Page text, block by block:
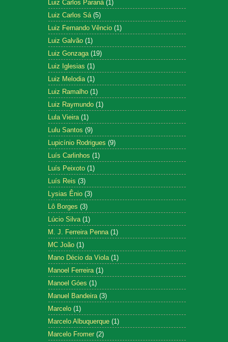
Luiz Carlos Paraná (1)
Luiz Carlos Sá (5)
Luiz Fernando Vêncio (1)
Luiz Galvão (1)
Luiz Gonzaga (19)
Luiz Iglesias (1)
Luiz Melodia (1)
Luiz Ramalho (1)
Luiz Raymundo (1)
Lula Vieira (1)
Lulu Santos (9)
Lupicínio Rodrigues (9)
Luís Carlinhos (1)
Luís Peixoto (1)
Luís Reis (3)
Lysias Ênio (3)
Lô Borges (3)
Lúcio Silva (1)
M. J. Ferreira Penna (1)
MC João (1)
Mano Décio da Viola (1)
Manoel Ferreira (1)
Manoel Góes (1)
Manuel Bandeira (3)
Marcelo (1)
Marcelo Albuquerque (1)
Marcelo Fromer (2)